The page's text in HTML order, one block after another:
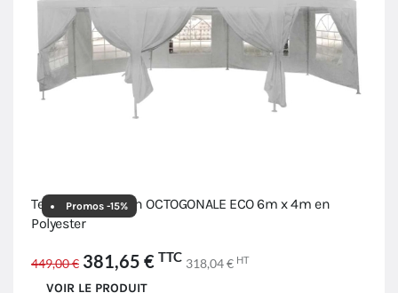
Promos -15%
Tente de réception OCTOGONALE ECO 6m x 4m en
Polyester
449,00 € 381,65 € TTC 318,04 € HT
VOIR LE PRODUIT